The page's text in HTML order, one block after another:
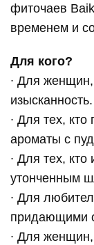
фиточаев
временем и
Для кого?
∙ Для женщин,
изысканность.
∙ Для тех,
ароматы с
∙ Для тех,
утонченным
∙ Для
придающими
∙ Для